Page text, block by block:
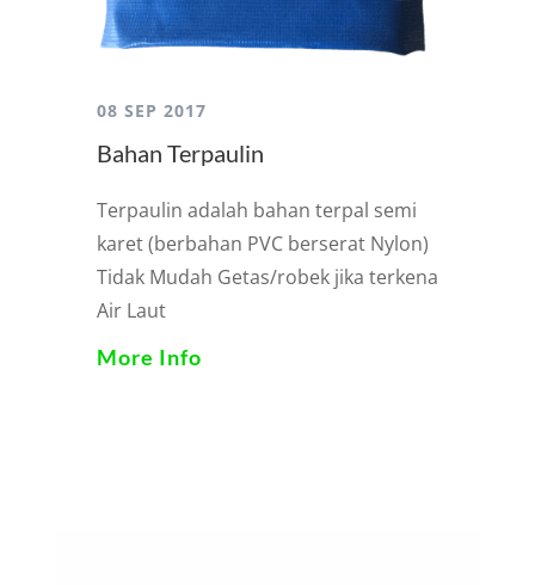
08 SEP 2017
Bahan Terpaulin
Terpaulin adalah bahan terpal semi
karet (berbahan PVC berserat Nylon)
Tidak Mudah Getas/robek jika terkena
Air Laut
More Info